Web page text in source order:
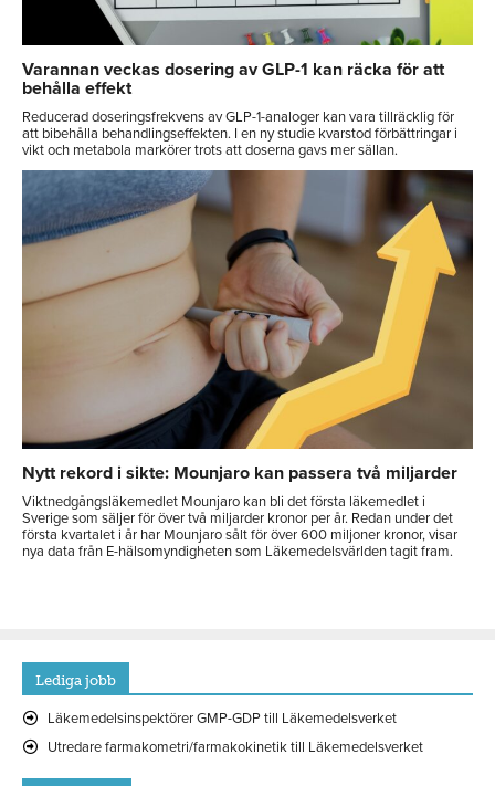
Varannan veckas dosering av GLP-1 kan räcka för att
behålla effekt
Reducerad doseringsfrekvens av GLP-1-analoger kan vara tillräcklig för
att bibehålla behandlingseffekten. I en ny studie kvarstod förbättringar i
vikt och metabola markörer trots att doserna gavs mer sällan.
Nytt rekord i sikte: Mounjaro kan passera två miljarder
Viktnedgångsläkemedlet Mounjaro kan bli det första läkemedlet i
Sverige som säljer för över två miljarder kronor per år. Redan under det
första kvartalet i år har Mounjaro sålt för över 600 miljoner kronor, visar
nya data från E-hälsomyndigheten som Läkemedelsvärlden tagit fram.
Lediga jobb
Läkemedelsinspektörer GMP-GDP till Läkemedelsverket
Utredare farmakometri/farmakokinetik till Läkemedelsverket